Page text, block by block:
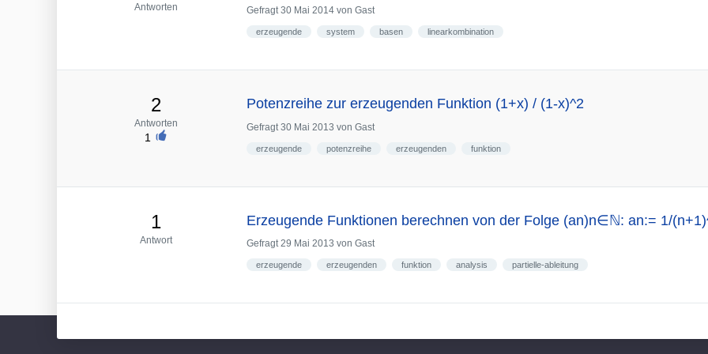
Antworten Gefragt 30 Mai 2014 von Gast
erzeugende system basen linearkombination
2
Antworten
1
Potenzreihe zur erzeugenden Funktion (1+x) / (1-x)^2
Gefragt 30 Mai 2013 von Gast
erzeugende potenzreihe erzeugenden funktion
1
Antwort
Erzeugende Funktionen berechnen von der Folge (an)n∈ℕ: an:= 1/
Gefragt 29 Mai 2013 von Gast
erzeugende erzeugenden funktion analysis partielle-ableitung